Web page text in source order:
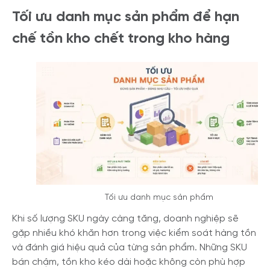
Tối ưu danh mục sản phẩm để hạn
chế tồn kho chết trong kho hàng
Tối ưu danh mục sản phẩm
Khi số lượng SKU ngày càng tăng, doanh nghiệp sẽ
gặp nhiều khó khăn hơn trong việc kiểm soát hàng tồn
và đánh giá hiệu quả của từng sản phẩm. Những SKU
bán chậm, tồn kho kéo dài hoặc không còn phù hợp